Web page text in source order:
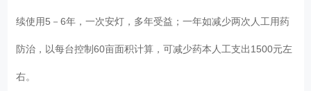
续使用5－6年，一次安灯，多年受益；一年如减少两次人工用药
防治，以每台控制60亩面积计算，可减少药本人工支出1500元左
右。